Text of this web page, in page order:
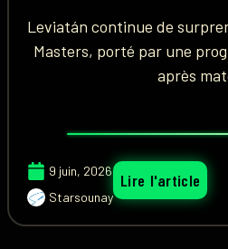
Leviatán continue de
Masters, porté par une
après
9 juin, 2026
Starsounay
Lire l'article